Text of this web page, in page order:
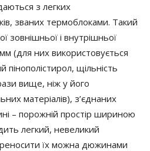
з легких
званих термоблоками. Такий
зовнішньої і внутрішньої
(для них використовується
пінополістирол, щільність
вище, ніж у його
матеріалів), з’єднаних
– порожній простір шириною
легкий, невеликий
їх можна дюжинами